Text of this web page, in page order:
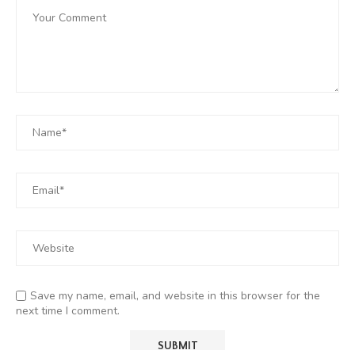
Save my name, email, and website in this browser for the
next time I comment.